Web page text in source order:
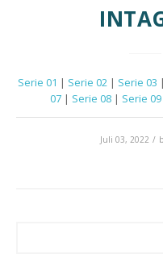
Serie 01 | Serie 02 | Serie 03 |
07 | Serie 08 | Serie 09
Juli 03, 2022